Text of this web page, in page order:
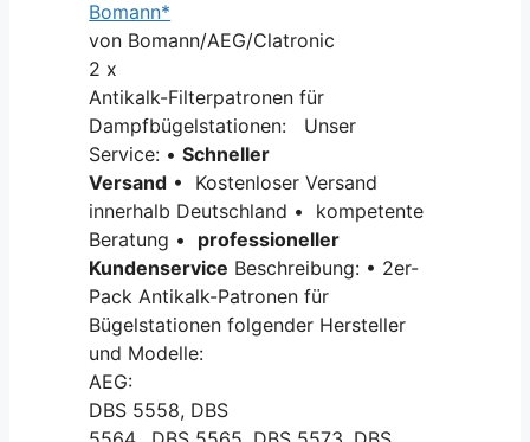
Bomann*
von Bomann/AEG/Clatronic
2 x
Antikalk-Filterpatronen für
Dampfbügelstationen: Unser
Service: •Schneller
Versand • Kostenloser Versand
innerhalb Deutschland • kompetente
Beratung • professioneller
Kundenservice Beschreibung: • 2er-
Pack Antikalk-Patronen für
Bügelstationen folgender Hersteller
und Modelle:
AEG:
DBS 5558, DBS